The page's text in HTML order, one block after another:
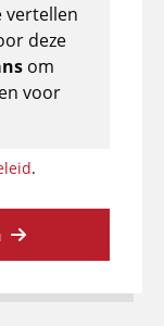
vertellen
deze
om
voor
.